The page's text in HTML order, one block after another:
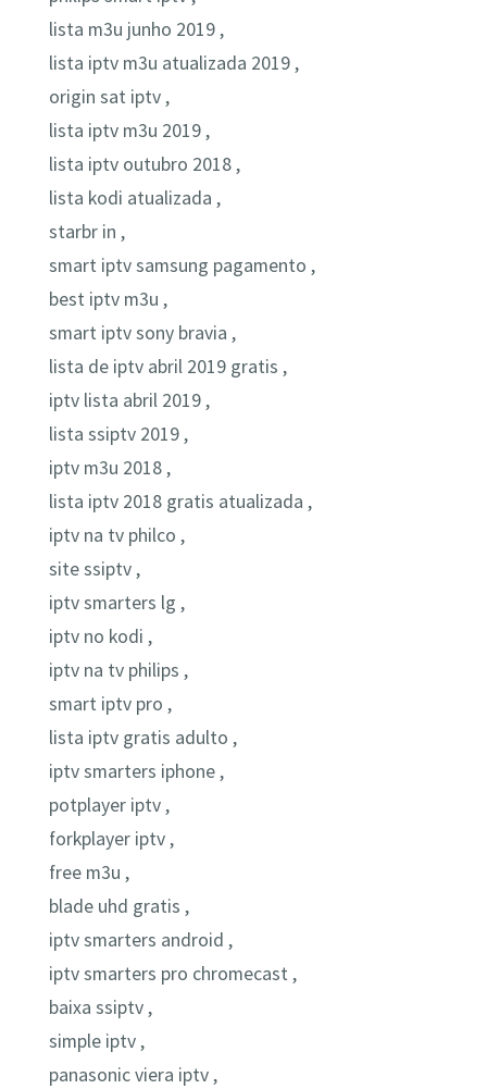
lista m3u junho 2019 ,
lista iptv m3u atualizada 2019 ,
origin sat iptv ,
lista iptv m3u 2019 ,
lista iptv outubro 2018 ,
lista kodi atualizada ,
starbr in ,
smart iptv samsung pagamento ,
best iptv m3u ,
smart iptv sony bravia ,
lista de iptv abril 2019 gratis ,
iptv lista abril 2019 ,
lista ssiptv 2019 ,
iptv m3u 2018 ,
lista iptv 2018 gratis atualizada ,
iptv na tv philco ,
site ssiptv ,
iptv smarters lg ,
iptv no kodi ,
iptv na tv philips ,
smart iptv pro ,
lista iptv gratis adulto ,
iptv smarters iphone ,
potplayer iptv ,
forkplayer iptv ,
free m3u ,
blade uhd gratis ,
iptv smarters android ,
iptv smarters pro chromecast ,
baixa ssiptv ,
simple iptv ,
panasonic viera iptv ,